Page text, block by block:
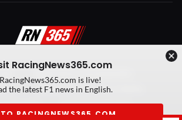
Algemene voorwaarden
Created by On Your Marks
manager
Kansspeluitingen
RacingNews365.com
RacingNews365.com is live!
the latest F1 news in English.
RACINGNEWS365.COM